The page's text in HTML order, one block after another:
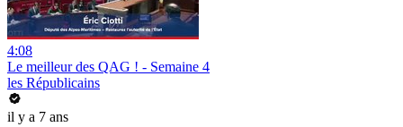
4:08
Le meilleur des QAG ! - Semaine 4
les Républicains
il y a 7 ans